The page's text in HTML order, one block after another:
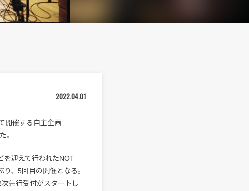
2022.04.01
開催する自主企画
。
を迎えて行われたNOT
、5回目の開催となる。
先行受付がスタートし